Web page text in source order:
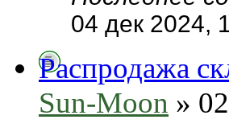
04 дек 2024,
Распродажа
Sun-Moon »